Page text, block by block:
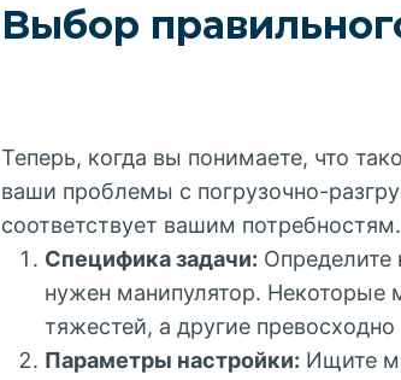
Выбор
Теперь, когда вы понимаете, что
ваши проблемы с погрузочно-
соответствует вашим
Специфика задачи: Определите
нужен манипулятор. Некоторые
тяжестей, а другие
Параметры настройки: Ищите